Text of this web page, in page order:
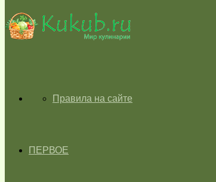
skin
ГЛАВНАЯПравила на сайте
ПЕРВОЕ